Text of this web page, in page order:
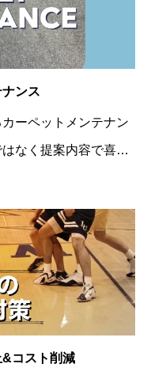
ンス
ーペットメンテナン
なく提案内容で喜ん
コスト削減